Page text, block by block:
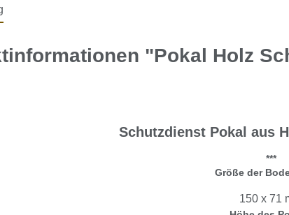
"Pokal Holz
Schutzdienst Pokal aus
***
Größe der
150 x 71